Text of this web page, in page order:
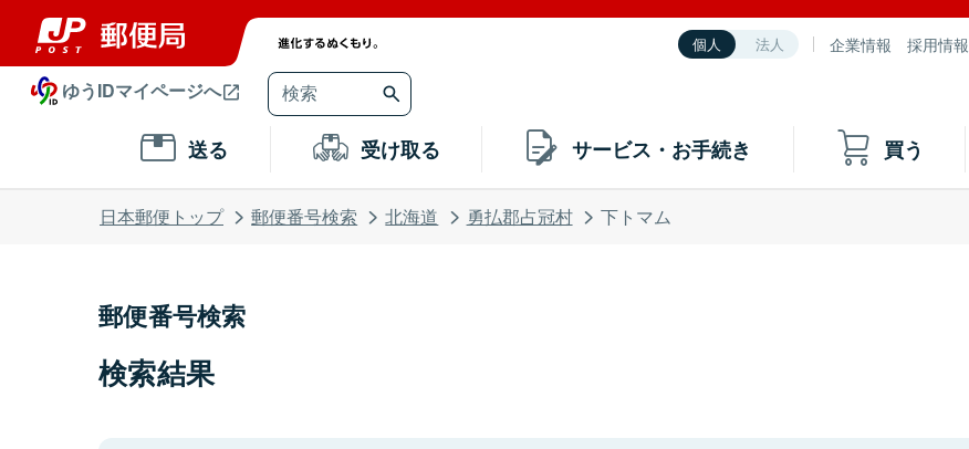
個人 法人 企業情報 採用情報
ゆうIDマイページへ
送る 受け取る サービス・お手続き 買う
日本郵便トップ 郵便番号検索 北海道 勇払郡占冠村 下トマム
郵便番号検索
検索結果